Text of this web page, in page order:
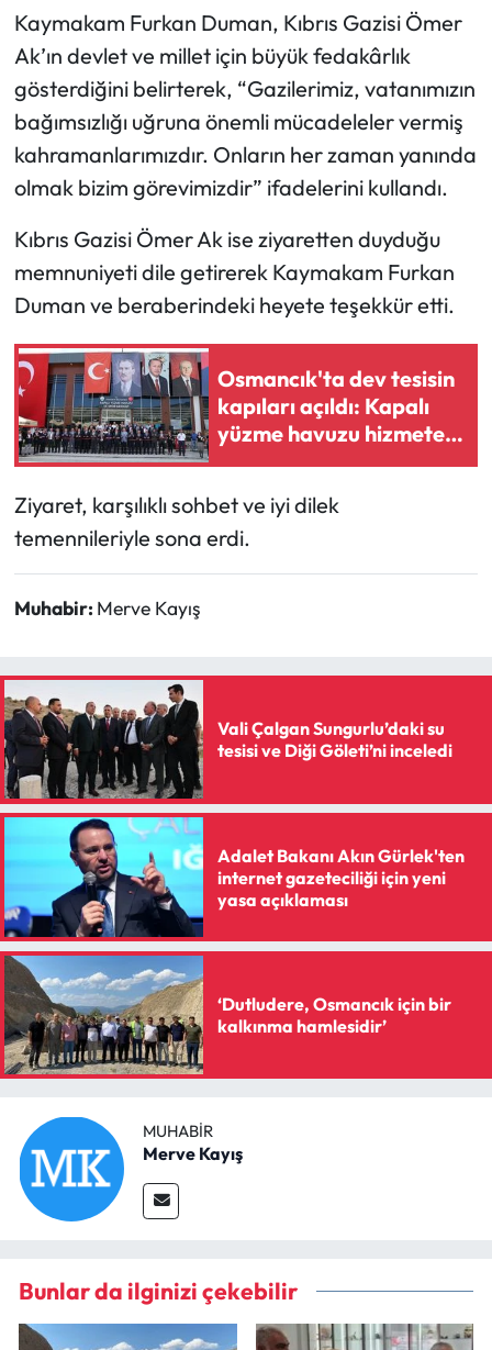
Kaymakam Furkan Duman, Kıbrıs Gazisi Ömer
Ak’ın devlet ve millet için büyük fedakârlık
gösterdiğini belirterek, “Gazilerimiz, vatanımızın
bağımsızlığı uğruna önemli mücadeleler vermiş
kahramanlarımızdır. Onların her zaman yanında
olmak bizim görevimizdir” ifadelerini kullandı.
Kıbrıs Gazisi Ömer Ak ise ziyaretten duyduğu
memnuniyeti dile getirerek Kaymakam Furkan
Duman ve beraberindeki heyete teşekkür etti.
Osmancık'ta dev tesisin
kapıları açıldı: Kapalı
yüzme havuzu hizmete
girdi
Ziyaret, karşılıklı sohbet ve iyi dilek
temennileriyle sona erdi.
Muhabir: Merve Kayış
Vali Çalgan Sungurlu’daki su
tesisi ve Diği Göleti’ni inceledi
Adalet Bakanı Akın Gürlek'ten
internet gazeteciliği için yeni
yasa açıklaması
‘Dutludere, Osmancık için bir
kalkınma hamlesidir’
MUHABIR
Merve Kayış
Bunlar da ilginizi çekebilir
Ortaköy Haberleri
Osmancık Haberleri
Otomotiv
Resmi İlan
Resmi Reklam
Sağlık
Siyaset
Spor
Turizm
Uğurludağ Haberleri
Yayla Haber
Yemek Tarifleri
Yerel Haberler